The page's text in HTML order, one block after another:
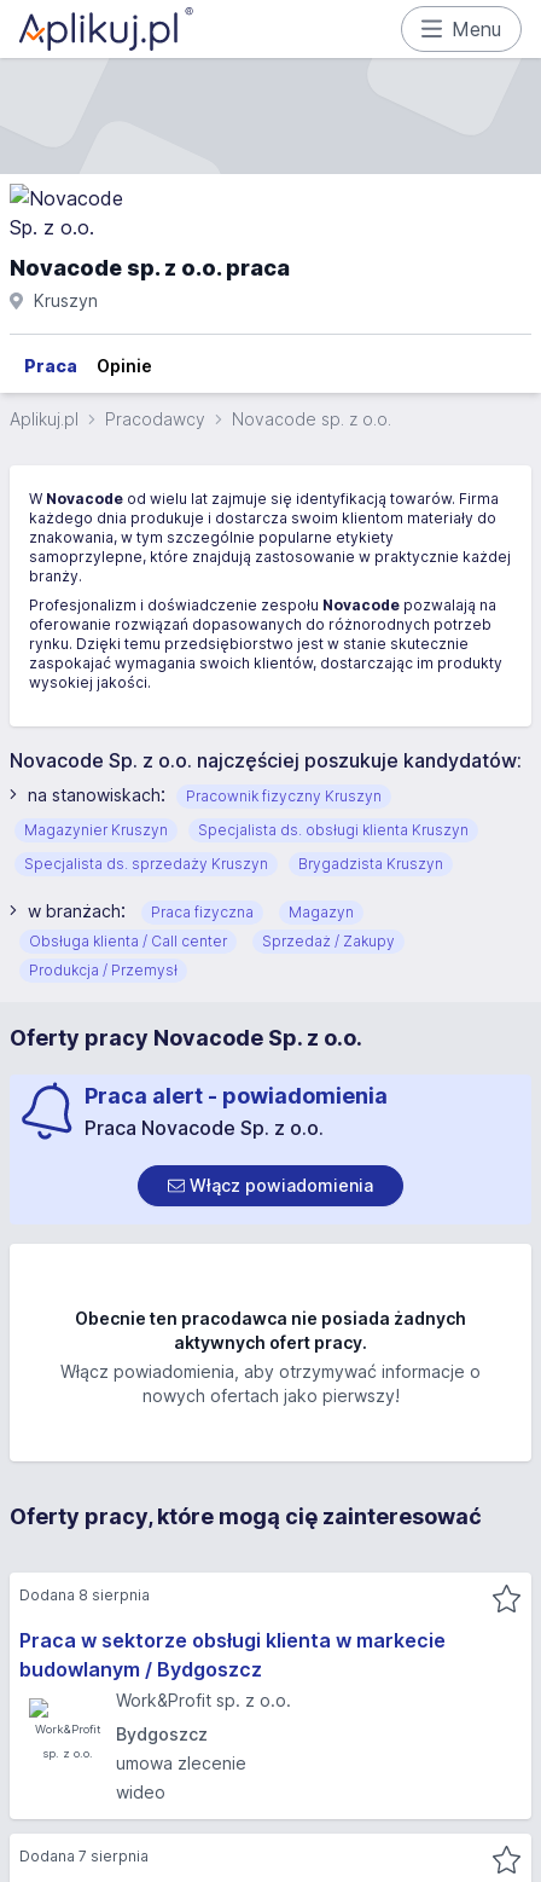
Menu
Novacode sp. z o.o. praca
Kruszyn
Praca Opinie
Aplikuj.pl Pracodawcy Novacode sp. z o.o.
W Novacode od wielu lat zajmuje się identyfikacją towarów. Firma
każdego dnia produkuje i dostarcza swoim klientom materiały do
znakowania, w tym szczególnie popularne etykiety
samoprzylepne, które znajdują zastosowanie w praktycznie każdej
branży.
Profesjonalizm i doświadczenie zespołu Novacode pozwalają na
oferowanie rozwiązań dopasowanych do różnorodnych potrzeb
rynku. Dzięki temu przedsiębiorstwo jest w stanie skutecznie
zaspokajać wymagania swoich klientów, dostarczając im produkty
wysokiej jakości.
Novacode Sp. z o.o. najczęściej poszukuje kandydatów:
na stanowiskach:
Pracownik fizyczny Kruszyn
Magazynier Kruszyn
Specjalista ds. obsługi klienta Kruszyn
Specjalista ds. sprzedaży Kruszyn
Brygadzista Kruszyn
w branżach: Praca fizyczna
Magazyn
Obsługa klienta / Call center
Sprzedaż / Zakupy
Produkcja / Przemysł
Oferty pracy Novacode Sp. z o.o.
Praca alert - powiadomienia
Praca Novacode Sp. z o.o.
Włącz powiadomienia
Obecnie ten pracodawca nie posiada żadnych
aktywnych ofert pracy.
Włącz powiadomienia, aby otrzymywać informacje o
nowych ofertach jako pierwszy!
Oferty pracy, które mogą cię zainteresować
Praca w sektorze obsługi klienta w markecie
budowlanym / Bydgoszcz
Work&Profit sp. z o.o.
Bydgoszcz
umowa zlecenie
wideo
Dodana 8 sierpnia
Dodana 7 sierpnia